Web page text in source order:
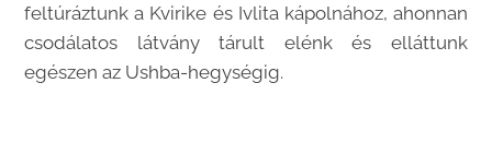
feltúráztunk a Kvirike és Ivlita kápolnához, ahonnan
csodálatos látvány tárult elénk és elláttunk
egészen az Ushba-hegységig.